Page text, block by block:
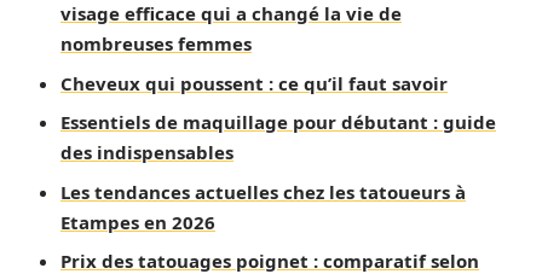
visage efficace qui a changé la vie de
nombreuses femmes
Cheveux qui poussent : ce qu’il faut savoir
Essentiels de maquillage pour débutant : guide
des indispensables
Les tendances actuelles chez les tatoueurs à
Etampes en 2026
Prix des tatouages poignet : comparatif selon